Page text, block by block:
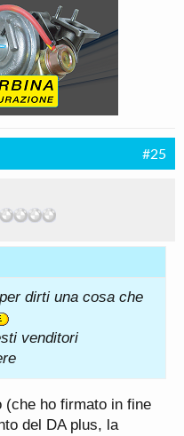
#25
dirti una cosa che
venditori
ho firmato in fine
del DA plus, la